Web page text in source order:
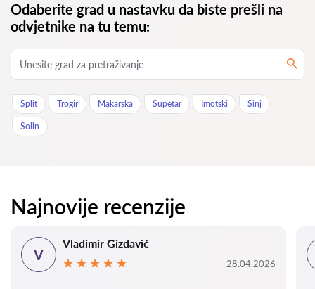
Odaberite grad u nastavku da biste prešli na
odvjetnike na tu temu:
Split Trogir Makarska Supetar Imotski Sinj
Solin
Najnovije recenzije
V
Vladimir Gizdavić
28.04.2026